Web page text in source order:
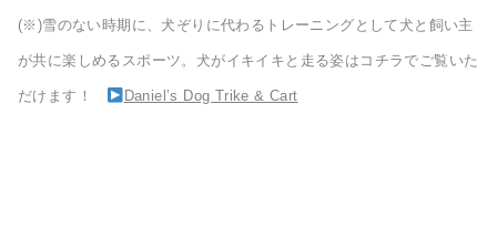
(※)雪のない時期に、犬ぞりに代わるトレーニングとして犬と飼い主
が共に楽しめるスポーツ。犬がイキイキと走る姿はコチラでご覧いた
だけます！ Daniel’s Dog Trike & Cart